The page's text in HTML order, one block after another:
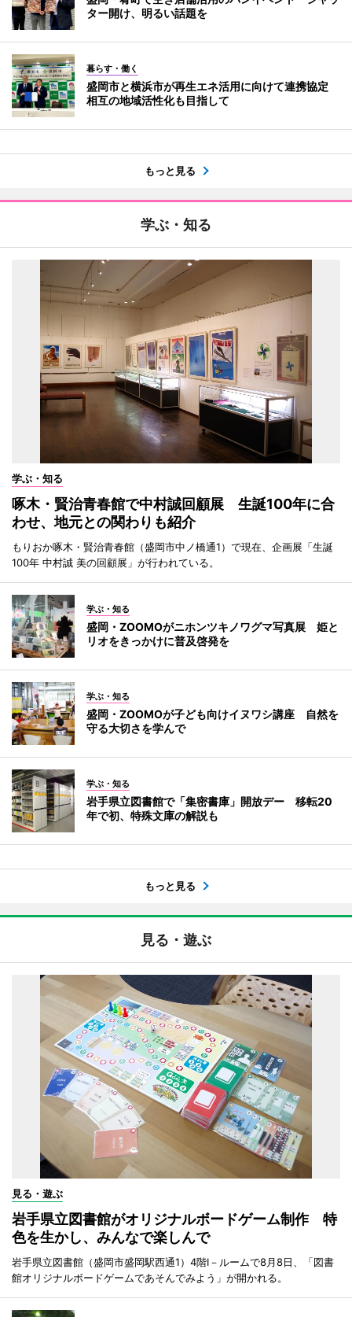
ター開け、明るい話題を
暮らす・働く
盛岡市と横浜市が再生エネ活用に向けて連携協定
相互の地域活性化も目指して
もっと見る
学ぶ・知る
学ぶ・知る
啄木・賢治青春館で中村誠回顧展 生誕100年に合
わせ、地元との関わりも紹介
もりおか啄木・賢治青春館（盛岡市中ノ橋通1）で現在、企画展「生誕
100年 中村誠 美の回顧展」が行われている。
学ぶ・知る
盛岡・ZOOMOがニホンツキノワグマ写真展 姫と
リオをきっかけに普及啓発を
学ぶ・知る
盛岡・ZOOMOが子ども向けイヌワシ講座 自然を
守る大切さを学んで
学ぶ・知る
岩手県立図書館で「集密書庫」開放デー 移転20
年で初、特殊文庫の解説も
もっと見る
見る・遊ぶ
見る・遊ぶ
岩手県立図書館がオリジナルボードゲーム制作 特
色を生かし、みんなで楽しんで
岩手県立図書館（盛岡市盛岡駅西通1）4階I－ルームで8月8日、「図書
館オリジナルボードゲームであそんでみよう」が開かれる。